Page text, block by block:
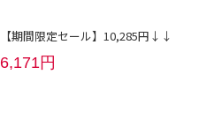
【期間限定セール】10,285円↓↓
6,171円